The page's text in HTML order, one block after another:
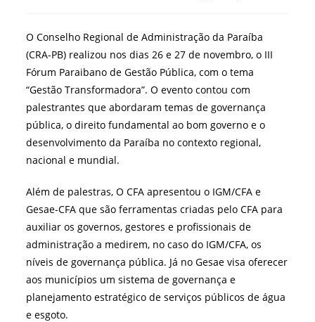
O Conselho Regional de Administração da Paraíba
(CRA-PB) realizou nos dias 26 e 27 de novembro, o III
Fórum Paraibano de Gestão Pública, com o tema
“Gestão Transformadora”. O evento contou com
palestrantes que abordaram temas de governança
pública, o direito fundamental ao bom governo e o
desenvolvimento da Paraíba no contexto regional,
nacional e mundial.
Além de palestras, O CFA apresentou o IGM/CFA e
Gesae-CFA que são ferramentas criadas pelo CFA para
auxiliar os governos, gestores e profissionais de
administração a medirem, no caso do IGM/CFA, os
níveis de governança pública. Já no Gesae visa oferecer
aos municípios um sistema de governança e
planejamento estratégico de serviços públicos de água
e esgoto.